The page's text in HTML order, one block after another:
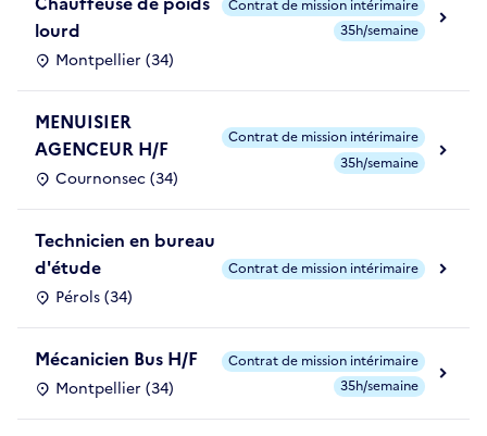
lourd
Montpellier (34)
Contrat de mission intérimaire
35h/semaine
MENUISIER
AGENCEUR H/F
Cournonsec (34)
Contrat de mission intérimaire
35h/semaine
Technicien en bureau
d'étude
Pérols (34)
Contrat de mission intérimaire
Mécanicien Bus H/F
Montpellier (34)
Contrat de mission intérimaire
35h/semaine